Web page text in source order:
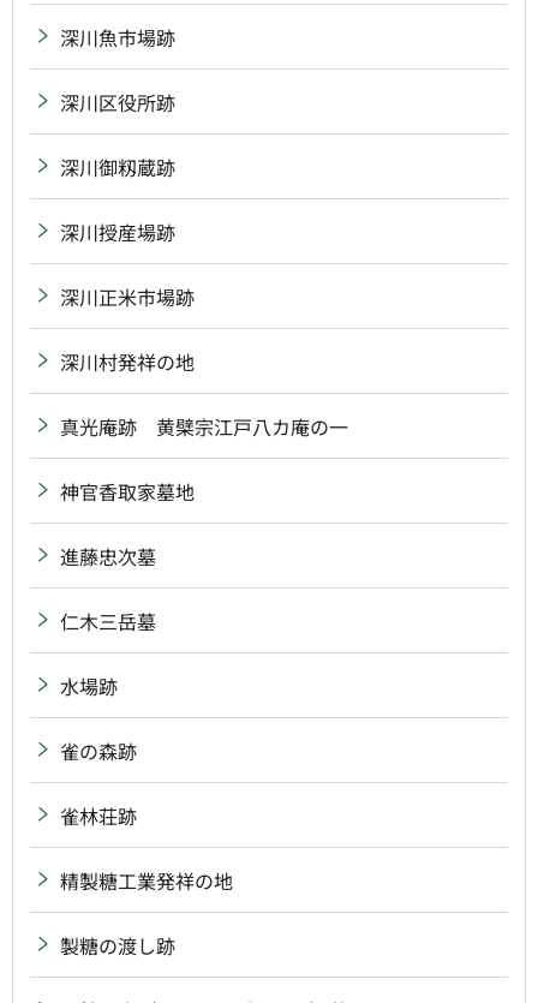
深川魚市場跡
深川区役所跡
深川御籾蔵跡
深川授産場跡
深川正米市場跡
深川村発祥の地
真光庵跡 黄檗宗江戸八カ庵の一
神官香取家墓地
進藤忠次墓
仁木三岳墓
水場跡
雀の森跡
雀林荘跡
精製糖工業発祥の地
製糖の渡し跡